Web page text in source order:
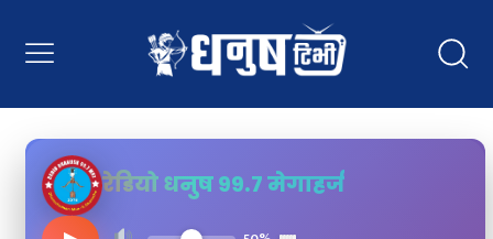
रेडियो धनुष ९९.७ मेगाहर्ज